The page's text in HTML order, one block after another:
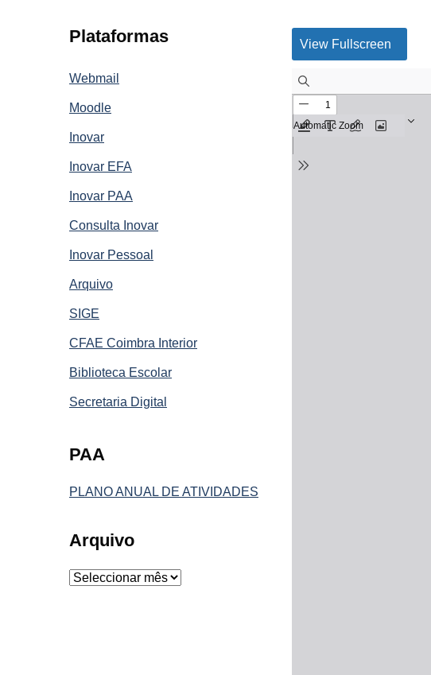
Plataformas
Webmail
Moodle
Inovar
Inovar EFA
Inovar PAA
Consulta Inovar
Inovar Pessoal
Arquivo
SIGE
CFAE Coimbra Interior
Biblioteca Escolar
Secretaria Digital
PAA
PLANO ANUAL DE ATIVIDADES
Arquivo
Arquivo
View Fullscreen